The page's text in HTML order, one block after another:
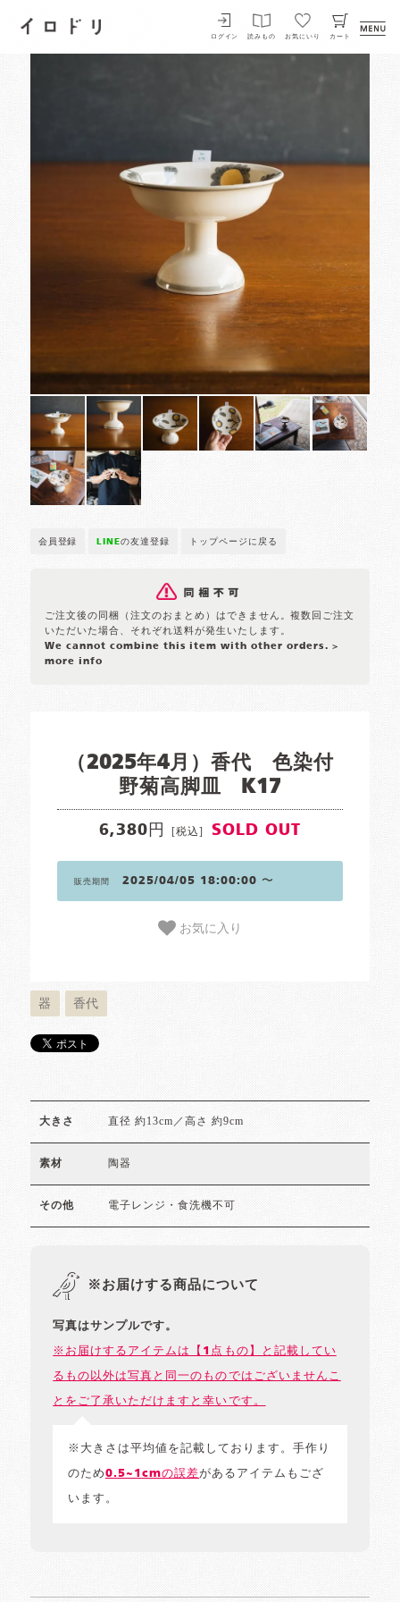
イロドリ
ログイン 読みもの お気にいり カート
会員登録 LINEの友達登録 トップページに戻る
ご注文後の同梱（注文のおまとめ）はできません。複数回ご注文
いただいた場合、それぞれ送料が発生いたします。
We cannot combine this item with other orders. >
more info
（2025年4月）香代 色染付
野菊高脚皿 K17
6,380円 [税込] SOLD OUT
販売期間 2025/04/05 18:00:00 〜
お気に入り
器 香代
大きさ 直径 約13cm／高さ 約9cm
素材 陶器
その他 電子レンジ・食洗機不可
※お届けする商品について
写真はサンプルです。
※お届けするアイテムは【1点もの】と記載してい
るもの以外は写真と同一のものではございませんこ
とをご了承いただけますと幸いです。
※大きさは平均値を記載しております。手作り
のため0.5~1cmの誤差があるアイテムもござ
います。